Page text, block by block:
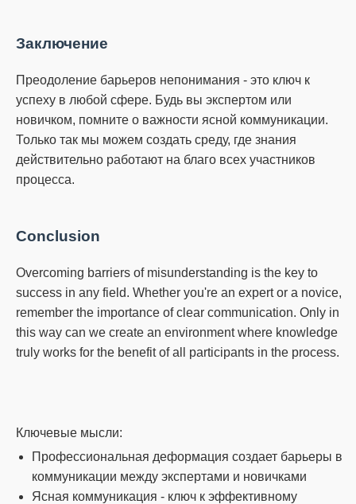
Заключение
Преодоление барьеров непонимания - это ключ к
успеху в любой сфере. Будь вы экспертом или
новичком, помните о важности ясной коммуникации.
Только так мы можем создать среду, где знания
действительно работают на благо всех участников
процесса.
Conclusion
Overcoming barriers of misunderstanding is the key to
success in any field. Whether you're an expert or a novice,
remember the importance of clear communication. Only in
this way can we create an environment where knowledge
truly works for the benefit of all participants in the process.
Ключевые мысли:
Профессиональная деформация создает барьеры в
коммуникации между экспертами и новичками
Ясная коммуникация - ключ к эффективному